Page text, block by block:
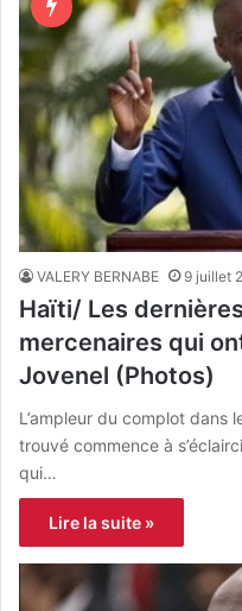
VALERY BERNABE 9 juillet
Haïti/ Les
mercenaires qui
Jovenel (Photos)
L’ampleur du complot dans
trouvé commence à
qui…
Lire la suite »